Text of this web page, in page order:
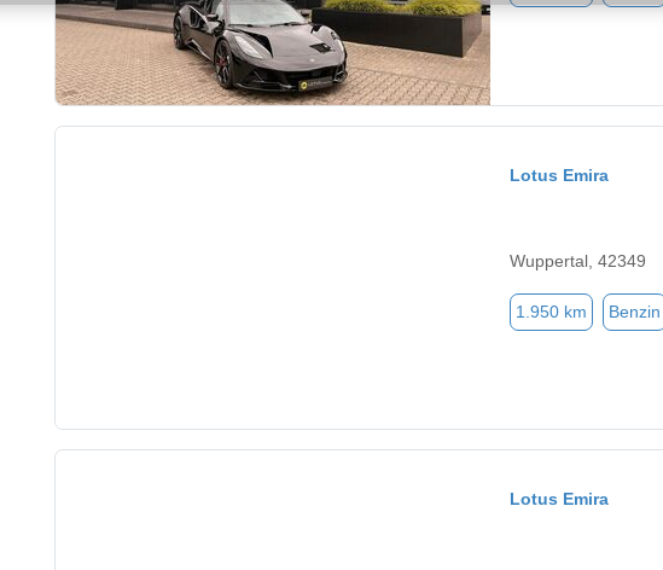
Lotus Emira
Wuppertal, 42349
1.950 km Benzin
Lotus Emira